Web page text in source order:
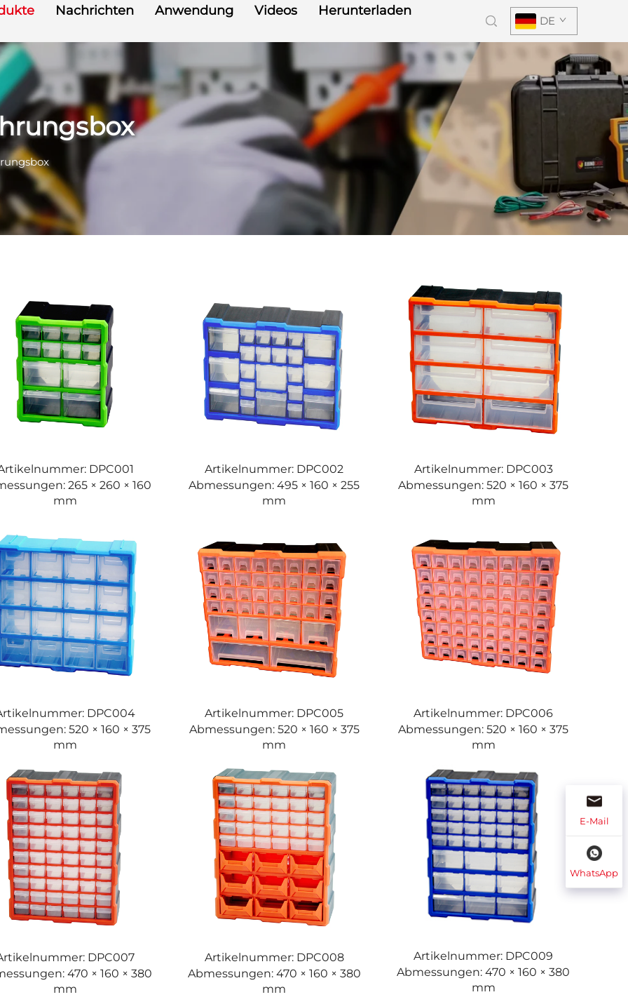
Nachrichten Anwendung Videos
Herunterladen
DE
DPC001
265 × 260 × 160
mm
Artikelnummer: DPC002
Abmessungen: 495 × 160 × 255
mm
Artikelnummer: DPC003
Abmessungen: 520 × 160 × 375
mm
DPC004
520 × 160 × 375
mm
Artikelnummer: DPC005
Abmessungen: 520 × 160 × 375
mm
Artikelnummer: DPC006
Abmessungen: 520 × 160 × 375
mm
DPC007
470 × 160 × 380
mm
Artikelnummer: DPC008
Abmessungen: 470 × 160 × 380
mm
Artikelnummer: DPC009
Abmessungen: 470 × 160 × 380
mm
E-Mail
WhatsApp